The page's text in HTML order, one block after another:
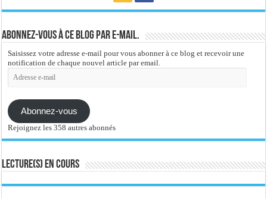
Abonnez-vous à ce blog par e-mail.
Saisissez votre adresse e-mail pour vous abonner à ce blog et recevoir une
notification de chaque nouvel article par email.
Adresse
e-
Abonnez-vous
Rejoignez les 358 autres abonnés
Lecture(s) en cours